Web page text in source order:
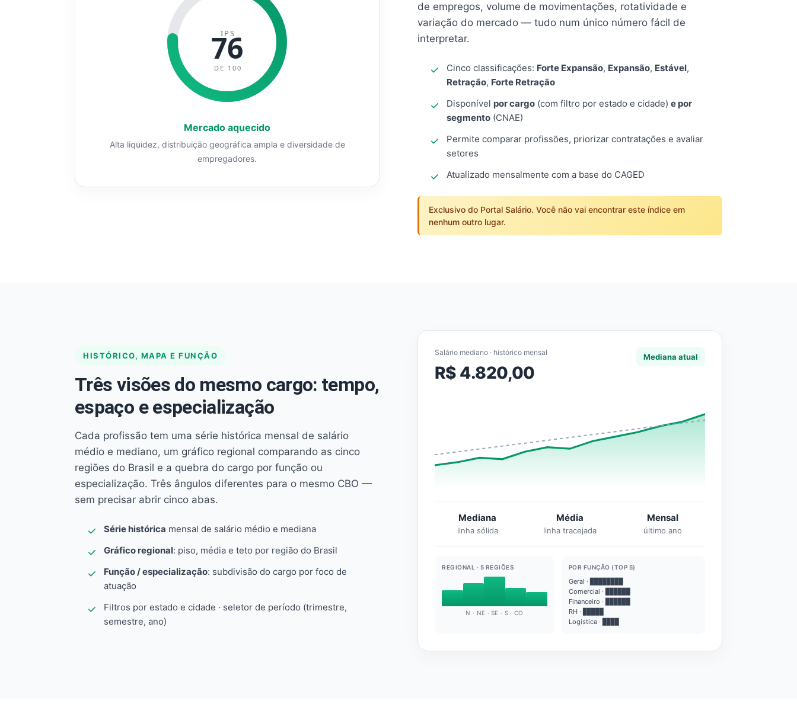
de empregos, volume de movimentações, rotatividade e
variação do mercado — tudo num único número fácil de
interpretar.
Cinco classificações: Forte Expansão, Expansão, Estável,
Retração, Forte Retração
Disponível por cargo (com filtro por estado e cidade) e por
segmento (CNAE)
Permite comparar profissões, priorizar contratações e avaliar
setores
Atualizado mensalmente com a base do CAGED
Exclusivo do Portal Salário. Você não vai encontrar este índice em
nenhum outro lugar.
IPS
76
DE 100
Mercado aquecido
Alta liquidez, distribuição geográfica ampla e diversidade de
empregadores.
HISTÓRICO, MAPA E FUNÇÃO
Três visões do mesmo cargo: tempo,
espaço e especialização
Cada profissão tem uma série histórica mensal de salário
médio e mediano, um gráfico regional comparando as cinco
regiões do Brasil e a quebra do cargo por função ou
especialização. Três ângulos diferentes para o mesmo CBO —
sem precisar abrir cinco abas.
Série histórica mensal de salário médio e mediana
Gráfico regional: piso, média e teto por região do Brasil
Função / especialização: subdivisão do cargo por foco de
atuação
Filtros por estado e cidade · seletor de período (trimestre,
semestre, ano)
Salário mediano · histórico mensal
R$ 4.820,00
Mediana atual
Mediana
linha sólida
Média
linha tracejada
Mensal
último ano
REGIONAL · 5 REGIÕES
N · NE · SE · S · CO
POR FUNÇÃO (TOP 5)
Geral · ████████
Comercial · ██████
Financeiro · ██████
RH · █████
Logística · ████